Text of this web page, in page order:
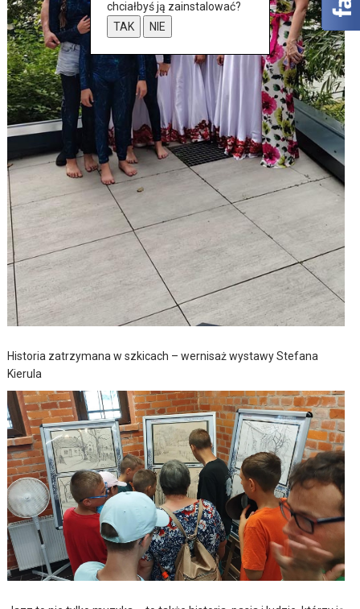
Historia zatrzymana w szkicach – wernisaż wystawy Stefana
Kierula
chciałbyś ją zainstalować?
TAK
NIE